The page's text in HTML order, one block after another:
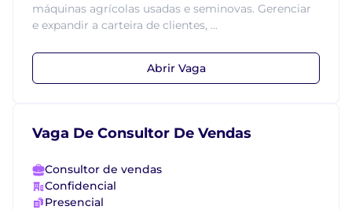
máquinas agrícolas usadas e seminovas. Gerenciar
e expandir a carteira de clientes, ...
Abrir Vaga
Vaga De Consultor De Vendas
Consultor de vendas
Confidencial
Presencial